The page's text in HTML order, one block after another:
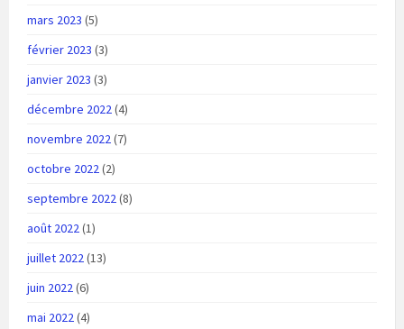
mars 2023 (5)
février 2023 (3)
janvier 2023 (3)
décembre 2022(4)
novembre 2022(7)
octobre 2022(2)
septembre 2022(8)
août 2022(1)
juillet 2022(13)
juin 2022(6)
mai 2022(4)